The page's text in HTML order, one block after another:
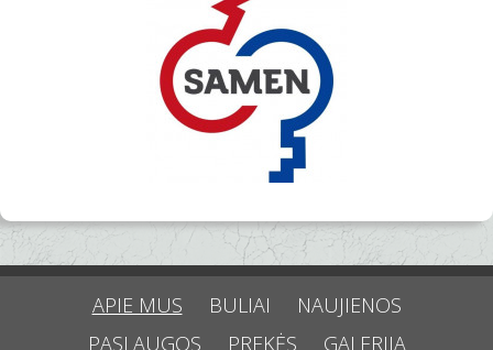
APIE MUS BULIAI
NAUJIENOS
PASLAUGOS
PREKĖS GALERIJA